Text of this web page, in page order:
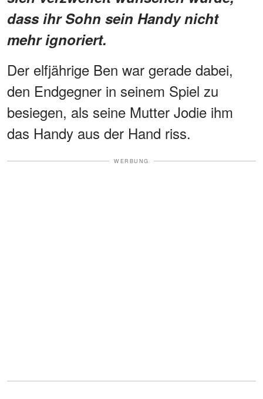
dass ihr Sohn sein Handy nicht
mehr ignoriert.
Der elfjährige Ben war gerade dabei,
den Endgegner in seinem Spiel zu
besiegen, als seine Mutter Jodie ihm
das Handy aus der Hand riss.
WERBUNG